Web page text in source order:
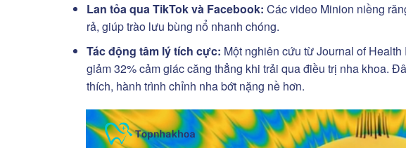
Lan tỏa qua TikTok và Facebook: Các video Minion niềng
rả, giúp trào lưu bùng nổ nhanh chóng.
Tác động tâm lý tích cực: Một nghiên cứu từ Journal of
giảm 32% cảm giác căng thẳng khi trải qua điều trị nha khoa.
thích, hành trình chỉnh nha bớt nặng nề hơn.